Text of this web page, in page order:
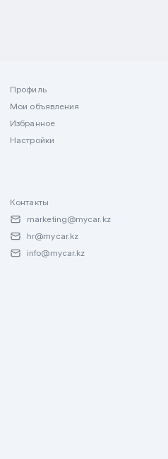
Профиль
Мои объявления
Избранное
Настройки
Контакты
marketing@mycar.kz
hr@mycar.kz
info@mycar.kz